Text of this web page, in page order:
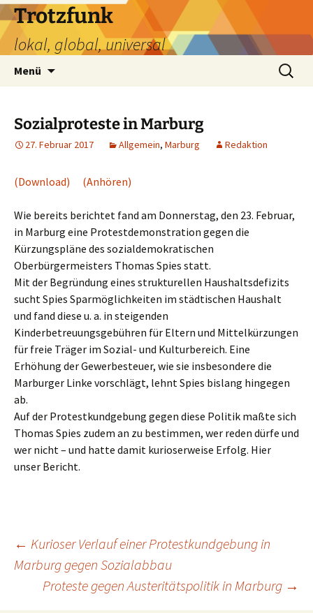
Zum
Inhalt
springen
Trotzfunk
lokal, global, universal
Menü
Suchen
nach:
Sozialproteste in Marburg
27. Februar 2017 Allgemein, Marburg Redaktion
(Download) (Anhören)
Wie bereits berichtet fand am Donnerstag, den 23. Februar,
in Marburg eine Protestdemonstration gegen die
Kürzungspläne des sozialdemokratischen
Oberbürgermeisters Thomas Spies statt.
Mit der Begründung eines strukturellen Haushaltsdefizits
sucht Spies Sparmöglichkeiten im städtischen Haushalt
und fand diese u. a. in steigenden
Kinderbetreuungsgebühren für Eltern und Mittelkürzungen
für freie Träger im Sozial- und Kulturbereich. Eine
Erhöhung der Gewerbesteuer, wie sie insbesondere die
Marburger Linke vorschlägt, lehnt Spies bislang hingegen
ab.
Auf der Protestkundgebung gegen diese Politik maßte sich
Thomas Spies zudem an zu bestimmen, wer reden dürfe und
wer nicht – und hatte damit kurioserweise Erfolg. Hier
unser Bericht.
Beitragsnavigation
← Kurioser Verlauf einer Protestkundgebung in
Marburg gegen Sozialabbau
Proteste gegen Austeritätspolitik in Marburg →